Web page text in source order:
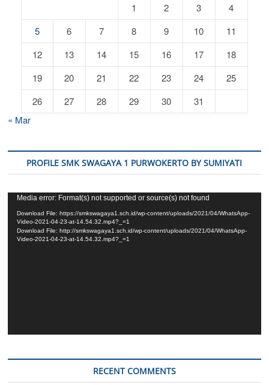
1
2 3
4
5
6 7 8 9 10
11
12
13 14 15 16 17
18
19
20 21 22 23 24
25
26
27 28 29 30
31
« Mar
PROFILE SMK SWAGAYA 1 PURWOKERTO BY SUMIYATI
Video
Player
Media error: Format(s) not supported or source(s) not found
Download File: https://smkswagaya1.sch.id/wp-content/uploads/2021/04/WhatsApp-
Video-2021-04-23-at-14.54.32.mp4?_=1
Download File: http://smkswagaya1.sch.id/wp-content/uploads/2021/04/WhatsApp-
Video-2021-04-23-at-14.54.32.mp4?_=1
RECENT COMMENTS